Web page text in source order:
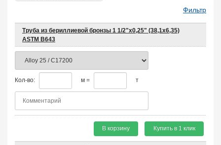
Фильтр
Труба из бериллиевой бронзы 1 1/2"х0,25" (38,1х6,35)
ASTM B643
Кол-во: м = т
В корзину Купить в 1 клик